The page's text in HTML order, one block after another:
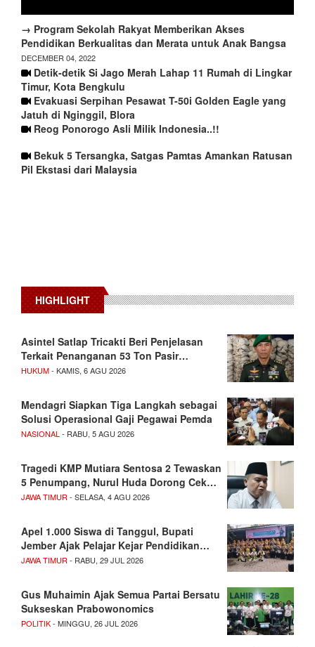
→ Program Sekolah Rakyat Memberikan Akses
Pendidikan Berkualitas dan Merata untuk Anak Bangsa
DECEMBER 04, 2022
Detik-detik Si Jago Merah Lahap 11 Rumah di Lingkar
Timur, Kota Bengkulu
Evakuasi Serpihan Pesawat T-50i Golden Eagle yang
Jatuh di Nginggil, Blora
Reog Ponorogo Asli Milik Indonesia..!!
Bekuk 5 Tersangka, Satgas Pamtas Amankan Ratusan
Pil Ekstasi dari Malaysia
HIGHLIGHT
Asintel Satlap Tricakti Beri Penjelasan
Terkait Penanganan 53 Ton Pasir…
HUKUM- KAMIS, 6 AGU 2026
Mendagri Siapkan Tiga Langkah sebagai
Solusi Operasional Gaji Pegawai Pemda
NASIONAL - RABU, 5 AGU 2026
Tragedi KMP Mutiara Sentosa 2 Tewaskan
5 Penumpang, Nurul Huda Dorong Cek…
JAWA TIMUR - SELASA, 4 AGU 2026
Apel 1.000 Siswa di Tanggul, Bupati
Jember Ajak Pelajar Kejar Pendidikan…
JAWA TIMUR - RABU, 29 JUL 2026
Gus Muhaimin Ajak Semua Partai Bersatu
Sukseskan Prabowonomics
POLITIK- MINGGU, 26 JUL 2026